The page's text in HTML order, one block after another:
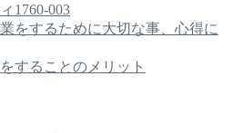
1760-003
をするために大切な事、心得に
することのメリット